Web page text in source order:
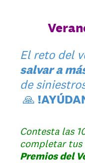
El reto del
salvar a
de
🙏
Contesta las
completar tus
Premios del